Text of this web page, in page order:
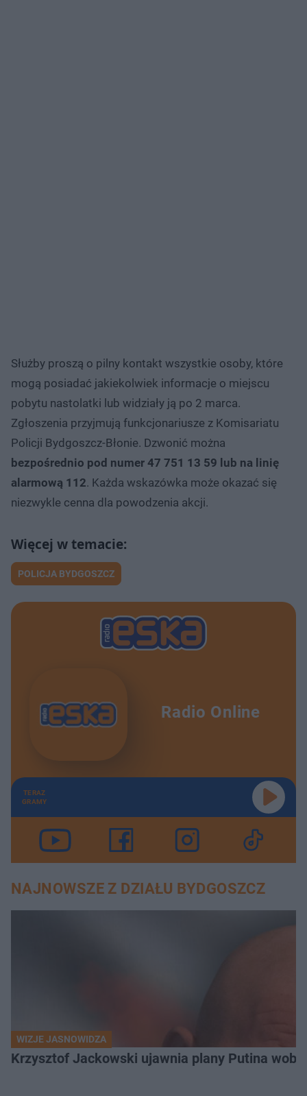
Służby proszą o pilny kontakt wszystkie osoby, które
mogą posiadać jakiekolwiek informacje o miejscu
pobytu nastolatki lub widziały ją po 2 marca.
Zgłoszenia przyjmują funkcjonariusze z Komisariatu
Policji Bydgoszcz-Błonie. Dzwonić można
bezpośrednio pod numer 47 751 13 59 lub na linię
alarmową 112. Każda wskazówka może okazać się
niezwykle cenna dla powodzenia akcji.
POLICJA BYDGOSZCZ
Radio Online
TERAZ
GRAMY
NAJNOWSZE Z DZIAŁU BYDGOSZCZ
WIZJE JASNOWIDZA
Krzysztof Jackowski ujawnia plany Putina